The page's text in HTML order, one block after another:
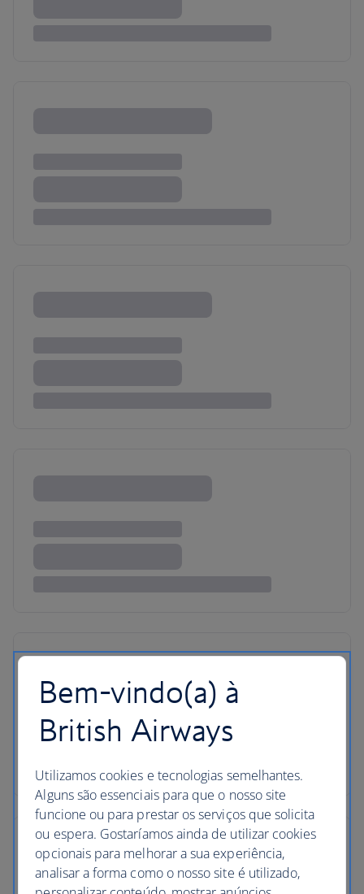
Bem-vindo(a) à
British Airways
Utilizamos cookies e tecnologias semelhantes.
Alguns são essenciais para que o nosso site
funcione ou para prestar os serviços que solicita
ou espera. Gostaríamos ainda de utilizar cookies
opcionais para melhorar a sua experiência,
analisar a forma como o nosso site é utilizado,